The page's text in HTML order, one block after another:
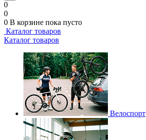
0
0
0 В корзине пока пусто
Каталог товаров
Каталог товаров
Велоспорт